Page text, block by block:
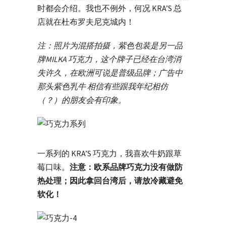
时都会介绍。我也不例外，何况 KRA’S 总
店就在杜布罗夫尼克城内！
注：照片为混搭拍摄，紫色包装是另一品
牌MILKA 巧克力，这个牌子已经在台湾消
失许久，在欧洲可说是普级品牌；广告中
那头紫色乳牛 相信有些跟我年纪相仿
（？）的朋友会有印象。
一系列的 KRA’S 巧克力，我喜欢牛奶跟草
莓口味。 注意：欧系品牌巧克力没有做防
热处理；因此拿回台湾后，请放冷藏避免
软化！